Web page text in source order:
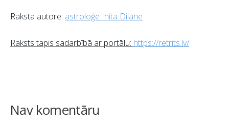
Raksta autore: astroloģe Inita Dilāne
Raksts tapis sadarbībā ar portālu: https://retrits.lv/
Nav komentāru